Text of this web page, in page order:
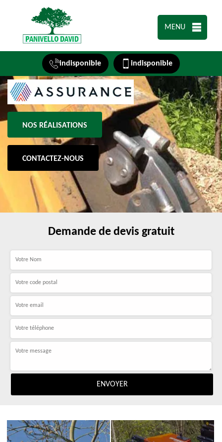
MENU
indisponible indisponible
NOS RÉALISATIONS
CONTACTEZ-NOUS
Demande de devis gratuit